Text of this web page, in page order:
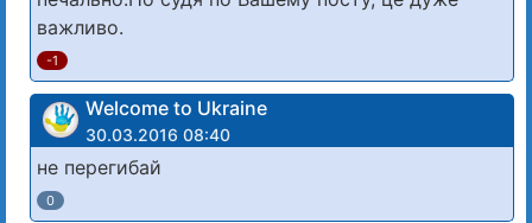
важливо.
-1
Welcome to Ukraine
30.03.2016 08:40
не перегибай
0